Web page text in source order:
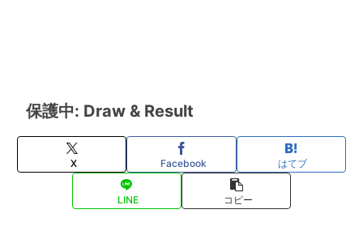
保護中: Draw & Result
X Facebook はてブ
LINE コピー